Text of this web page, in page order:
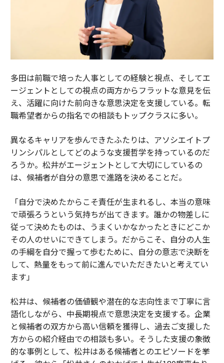
多田は前職で培った人事としての経験と視点、そしてエ
ージェントとしての視点の両方からフラットな意見を伝
え、活躍に向けた前向きな意思決定を支援している。転
職希望者からの指名での相談もトップクラスに多い。
異なるキャリアを歩んできたふたりは、アソシエイトプ
リンシパルとしてどのような支援哲学を持っているのだ
ろうか。松井がエージェントとして大切にしているの
は、候補者が自分の意思で進路を決めることだ。
「自分で決めたからこそ責任が生まれるし、本当の意味
で頑張ろうという気持ちが出てきます。誰かの物差しに
従って決めたものは、うまくいかなかったときにどこか
その人のせいにできてしまう。だからこそ、自分の人生
の手綱を自分で握って歩むために、自分の意志で決断を
して、熱量をもって前に進んでいただきたいと考えてい
ます」
松井は、候補者の価値観や潜在的な志向性まで丁寧に言
語化しながら、中長期視点で意思決定を支援する。企業
と候補者の双方から高い信頼を獲得し、過去ご支援した
方からの紹介経由での相談も多い。そうした支援の象徴
的な事例として、松井はある候補者とのエピソードを挙